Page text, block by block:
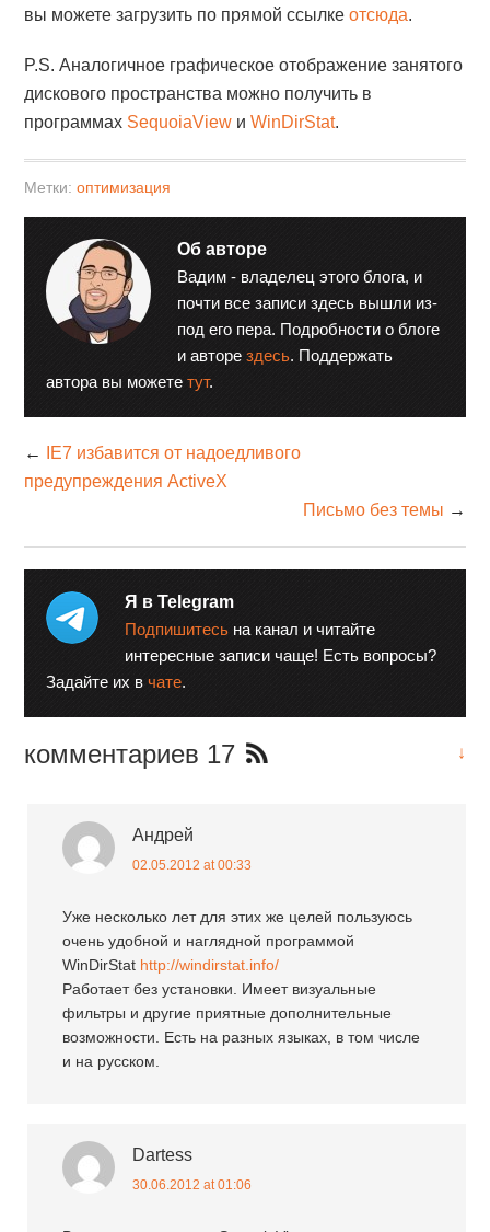
вы можете загрузить по прямой ссылкеотсюда.
P.S. Аналогичное графическое отображение занятого
дискового пространства можно получить в
программах SequoiaView иWinDirStat.
Метки:оптимизация
Об авторе
Вадим - владелец этого блога, и
почти все записи здесь вышли из-
под его пера. Подробности о блоге
и авторездесь. Поддержать
автора вы можететут.
←
IE7 избавится от надоедливого
предупреждения ActiveX
Письмо без темы →
Я в Telegram
Подпишитесь на канал и читайте
интересные записи чаще! Есть вопросы?
Задайте их вчате.
комментариев 17 ↓
Андрей
02.05.2012 at 00:33
Уже несколько лет для этих же целей пользуюсь
очень удобной и наглядной программой
WinDirStat http://windirstat.info/
Работает без установки. Имеет визуальные
фильтры и другие приятные дополнительные
возможности. Есть на разных языках, в том числе
и на русском.
Dartess
30.06.2012 at 01:06